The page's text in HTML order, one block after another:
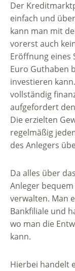
Der
einfach und
kann man mit
vorerst auch
Eröffnung eines
Euro Guthaben
investieren
vollständig
aufgefordert
Die erzielten
regelmäßig
des Anlegers
Da alles über
Anleger
verwalten. Man
Bankfiliale und
wo man die
kann.
Hierbei handelt